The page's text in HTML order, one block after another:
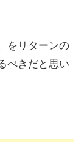
をリターンの
べきだと思い